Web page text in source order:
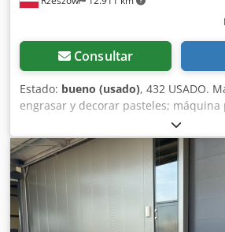
Consultar
Estado: bueno (usado), 432 USADO.
engrasar y decorar pasteles; máquina
pasteles. Máquina para aplicar
EXTERNAS (en cm): Djdpfx Aozi U
Largo: 700. La máquina está lista
se encuentra en nuestro almacén (36-
Polonia). Opciones disponibles con
transporte. HABLAMOS INGLÉS,